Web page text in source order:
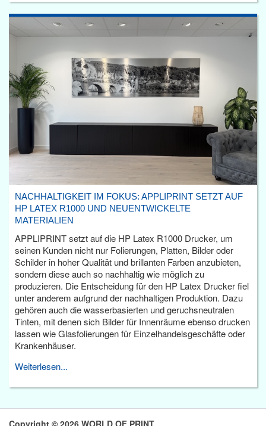
NACHHALTIGKEIT IM FOKUS: APPLIPRINT SETZT AUF
HP LATEX R1000 UND NEUENTWICKELTE
MATERIALIEN
APPLIPRINT setzt auf die HP Latex R1000 Drucker, um
seinen Kunden nicht nur Folierungen, Platten, Bilder oder
Schilder in hoher Qualität und brillanten Farben anzubieten,
sondern diese auch so nachhaltig wie möglich zu
produzieren. Die Entscheidung für den HP Latex Drucker fiel
unter anderem aufgrund der nachhaltigen Produktion. Dazu
gehören auch die wasserbasierten und geruchsneutralen
Tinten, mit denen sich Bilder für Innenräume ebenso drucken
lassen wie Glasfolierungen für Einzelhandelsgeschäfte oder
Krankenhäuser.
Weiterlesen...